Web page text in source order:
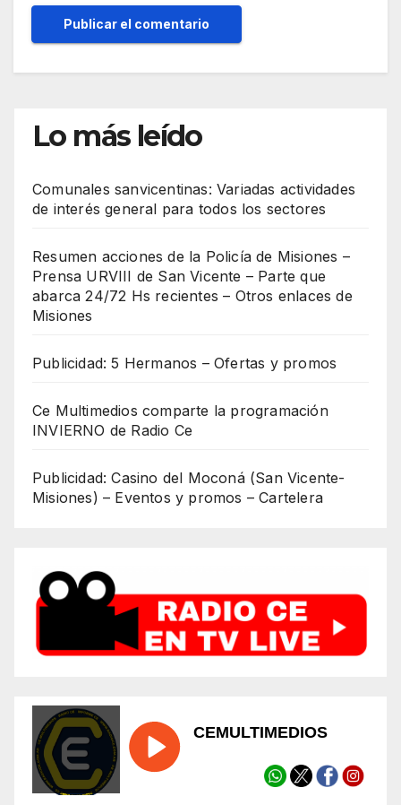
Lo más leído
Comunales sanvicentinas: Variadas actividades
de interés general para todos los sectores
Resumen acciones de la Policía de Misiones –
Prensa URVIII de San Vicente – Parte que
abarca 24/72 Hs recientes – Otros enlaces de
Misiones
Publicidad: 5 Hermanos – Ofertas y promos
Ce Multimedios comparte la programación
INVIERNO de Radio Ce
Publicidad: Casino del Moconá (San Vicente-
Misiones) – Eventos y promos – Cartelera